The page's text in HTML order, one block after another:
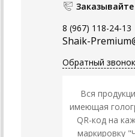
8 (967) 118-24-13
Shaik-
Обратный звонок
Вся
имеющая
QR-код на
маркировку